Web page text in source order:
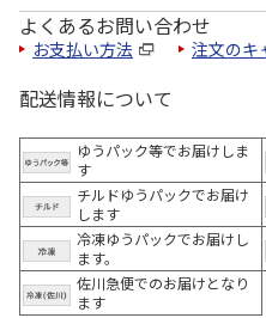
よくあるお問い合わせ
お支払い方法 注文のキ
配送情報について
ゆうパック等でお届けしま
す
チルドゆうパックでお届け
します
冷凍ゆうパックでお届けし
ます。
佐川急便でのお届けとなり
ます